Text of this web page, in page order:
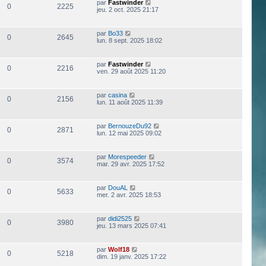
0 2225 par Fastwinder
jeu. 2 oct. 2025 21:17
0 2645 par Bo33
lun. 8 sept. 2025 18:02
0 2216 par Fastwinder
ven. 29 août 2025 11:20
0 2156 par casina
lun. 11 août 2025 11:39
0 2871 par BernouzeDu92
lun. 12 mai 2025 09:02
0 3574 par Morespeeder
mar. 29 avr. 2025 17:52
0 5633 par DouAL
mer. 2 avr. 2025 18:53
0 3980 par didi2525
jeu. 13 mars 2025 07:41
0 5218 par Wolf18
dim. 19 janv. 2025 17:22